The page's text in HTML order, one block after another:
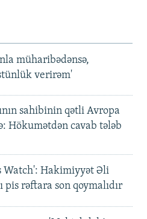
müharibədənsə,
verirəm'
sahibinin qətli Avropa
Hökumətdən cavab tələb
Watch': Hakimiyyət Əli
pis rəftara son qoymalıdır